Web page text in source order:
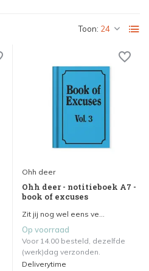
Toon:
Ohh deer
Ohh deer - notitieboek A7 -
book of excuses
Zit jij nog wel eens ve...
Op voorraad
Voor 14.00 besteld, dezelfde
(werk)dag verzonden.
Deliverytime